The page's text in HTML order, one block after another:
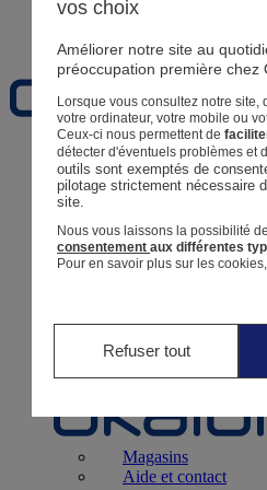
Naissance0 - 12 mois
Magasins
Retour
Bébé Fille3 mois - 5 ans
Magasins
Aide et contact
vos choix
Améliorer notre site au
préoccupation première chez
Lorsque vous consultez notre site,
votre ordinateur, votre mobile ou
Ceux-ci nous permettent de
détecter d'éventuels problèmes et
outils sont exemptés de
pilotage strictement nécessaire
site.
Nous vous laissons la possibilité
consentementaux différentes
Pour en savoir plus sur les
Refuser tout